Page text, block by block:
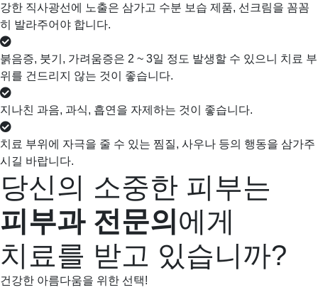
강한 직사광선에 노출은 삼가고 수분 보습 제품, 선크림을 꼼꼼
히 발라주어야 합니다.
붉음증, 붓기, 가려움증은 2 ~ 3일 정도 발생할 수 있으니 치료 부
위를 건드리지 않는 것이 좋습니다.
지나친 과음, 과식, 흡연을 자제하는 것이 좋습니다.
치료 부위에 자극을 줄 수 있는 찜질, 사우나 등의 행동을 삼가주
시길 바랍니다.
당신의 소중한 피부는
피부과 전문의에게
치료를 받고 있습니까?
건강한 아름다움을 위한 선택!